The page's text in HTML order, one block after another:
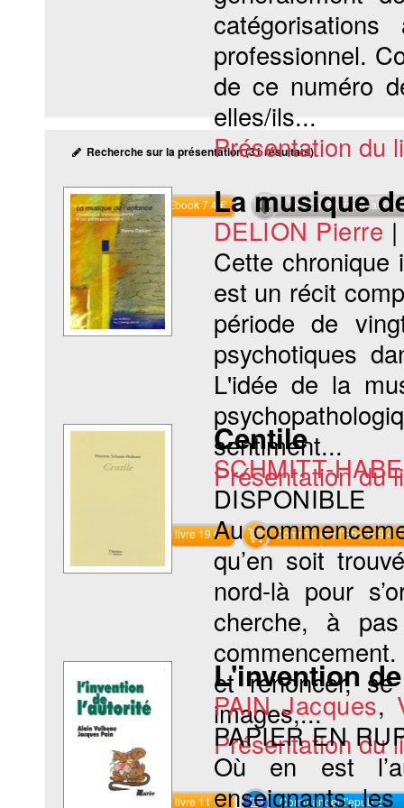
professionnel.
de ce numéro
elles/ils...
Présentation du
Commander l'Ebook 7.4 € Téléchargement
Recherche sur la présentation (31 résultats)
La musique
DELION Pierre |
Cette chronique
est un récit
période de
psychotiques
L'idée de la
sentiment...
Présentation du
Commander le livre 19 € Commander l'Ebook 9.4 €
Centile
SCHMITT-
DISPONIBLE
Au
qu’en soit
nord-là pour
cherche, à
et renoncer,
images,...
Présentation du
Commander le livre 11 € Commander l'epub 2
L'invention
PAIN Jacques,
PAPIER EN
Où en est
enseignants,